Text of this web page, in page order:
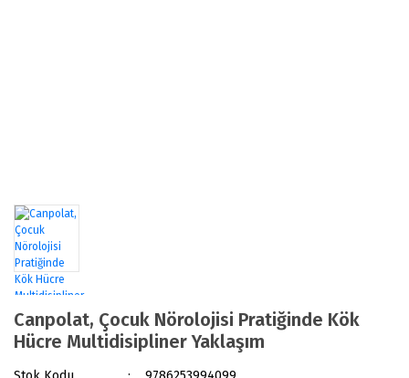
Canpolat, Çocuk Nörolojisi Pratiğinde Kök
Hücre Multidisipliner Yaklaşım